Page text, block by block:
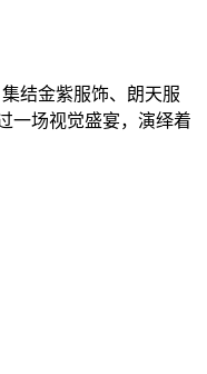
结金紫服饰、朗天服
一场视觉盛宴，演绎着